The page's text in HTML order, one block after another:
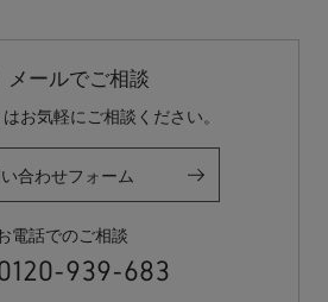
メールでご相談
お気軽にご相談ください。
合わせフォーム
電話でのご相談
939-683